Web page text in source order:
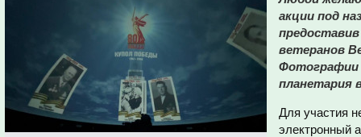
акции под
ветеранов
Фотографии
планетария
Для участия
электронный